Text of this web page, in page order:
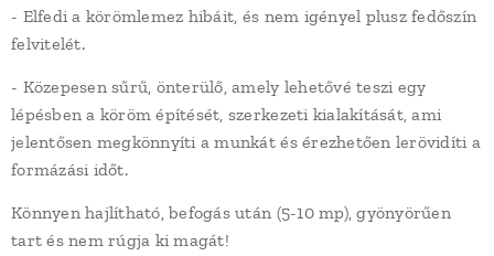
- Elfedi a körömlemez hibáit, és nem igényel plusz fedőszín
felvitelét.
- Közepesen sűrű, önterülő, amely lehetővé teszi egy
lépésben a köröm építését, szerkezeti kialakítását, ami
jelentősen megkönnyíti a munkát és érezhetően lerövidíti a
formázási időt.
Könnyen hajlítható, befogás után (5-10 mp), gyönyörűen
tart és nem rúgja ki magát!